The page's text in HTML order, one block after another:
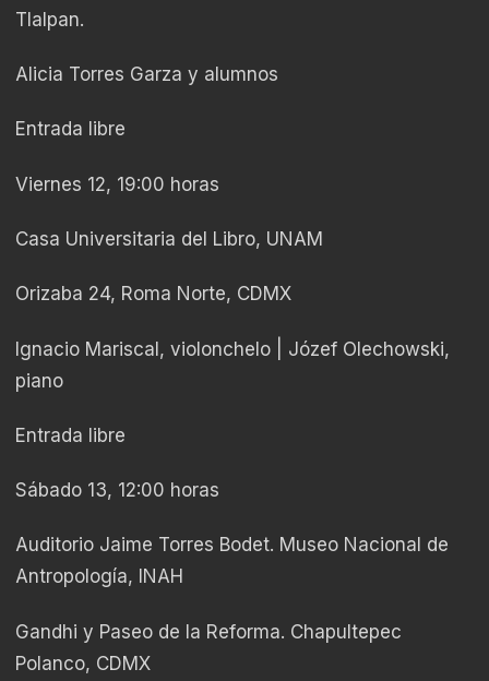
Tlalpan.
Alicia Torres Garza y alumnos
Entrada libre
Viernes 12, 19:00 horas
Casa Universitaria del Libro, UNAM
Orizaba 24, Roma Norte, CDMX
Ignacio Mariscal, violonchelo | Józef Olechowski,
piano
Entrada libre
Sábado 13, 12:00 horas
Auditorio Jaime Torres Bodet. Museo Nacional de
Antropología, INAH
Gandhi y Paseo de la Reforma. Chapultepec
Polanco, CDMX